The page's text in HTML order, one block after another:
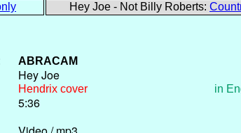
Hey Joe - Not Billy Roberts:
ABRACAM
Hey Joe
Hendrix cover in
5:36